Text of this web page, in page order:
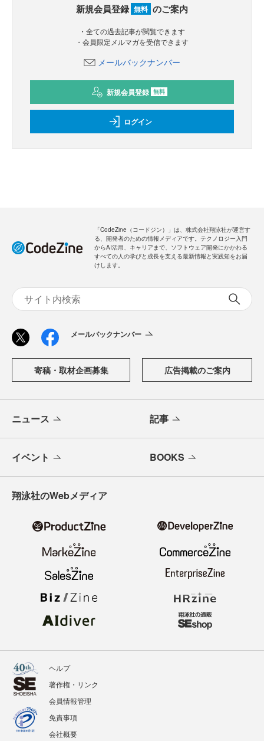
新規会員登録 無料
ログイン
からAI活用、キャリアまで、ソフトウェア開発にかかわる
すべての人の学びと成長を支える最新情報と実践知をお届
ニュース 記事
イベント BOOKS